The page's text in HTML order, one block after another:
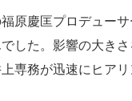
原慶匡プロデュー
した。影響の大き
専務が迅速にヒア